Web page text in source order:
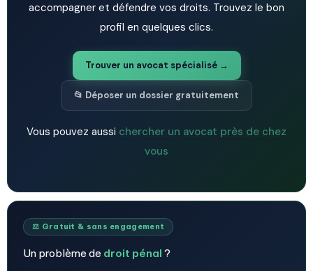
accompagner et défendre vos droits. Trouvez le bon
profil en quelques clics.
Trouver un avocat spécialisé →
📂 Déposer un dossier gratuitement
Vous pouvez aussi chercher un avocat près de chez
vous
⚖️ Gratuit & sans engagement
Un problème de droit pénal ?